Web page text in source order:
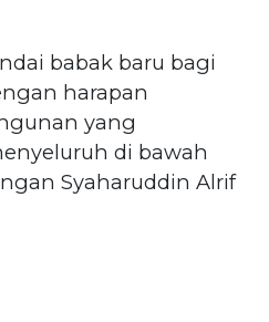
babak baru bagi
harapan
yang
di bawah
Syaharuddin Alrif